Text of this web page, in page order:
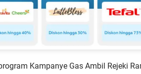
Kampanye Gas Ambil Rejeki